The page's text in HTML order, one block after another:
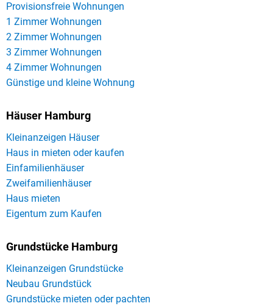
Provisionsfreie Wohnungen
1 Zimmer Wohnungen
2 Zimmer Wohnungen
3 Zimmer Wohnungen
4 Zimmer Wohnungen
Günstige und kleine Wohnung
Häuser Hamburg
Kleinanzeigen Häuser
Haus in mieten oder kaufen
Einfamilienhäuser
Zweifamilienhäuser
Haus mieten
Eigentum zum Kaufen
Grundstücke Hamburg
Kleinanzeigen Grundstücke
Neubau Grundstück
Grundstücke mieten oder pachten